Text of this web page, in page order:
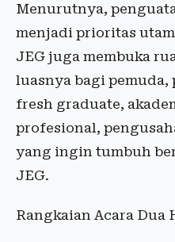
Menurutnya,
menjadi prioritas
JEG juga membuka
luasnya bagi pemuda,
fresh graduate,
profesional,
yang ingin tumbuh
JEG.
Rangkaian Acara Dua